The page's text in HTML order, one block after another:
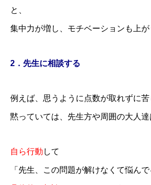
と、
集中力が増し、モチベーションも上が
2．先生に相談する
例えば、思うように点数が取れずに苦
黙っていては、先生方や周囲の大人達
自ら行動 して
「先生、この問題が解けなくて悩ん